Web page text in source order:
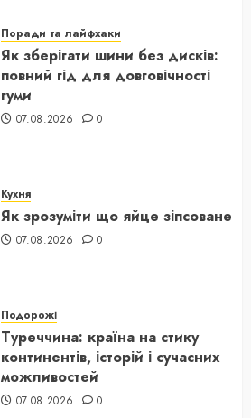
Поради та лайфхаки
Як зберігати шини без дисків:
повний гід для довговічності
гуми
07.08.2026 0
Кухня
Як зрозуміти що яйце зіпсоване
07.08.2026 0
Подорожі
Туреччина: країна на стику
континентів, історій і сучасних
можливостей
07.08.2026 0